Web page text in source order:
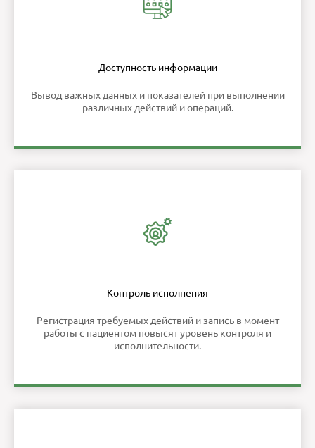
Доступность информации
Вывод важных данных и показателей при выполнении
различных действий и операций.
Контроль исполнения
Регистрация требуемых действий и запись в момент
работы с пациентом повысят уровень контроля и
исполнительности.